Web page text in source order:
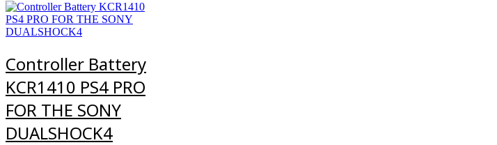
Controller Battery
KCR1410 PS4 PRO
FOR THE SONY
DUALSHOCK4